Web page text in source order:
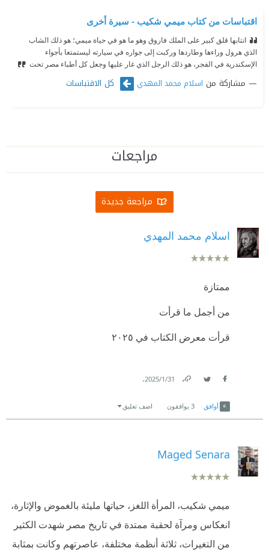
اقتباسات من كتاب ميمي شكيب - سيرة أخرى
انتابها قلق كبير على الملك فاروق وهو ما هو في حياة ميمي؛ هو ذلك الشاب
الذي هرول وراءها وطاردها وركبت إلى جواره في سيارته ليستمتعا بأجواء
الإسكندرية في الفجر، هو ذلك الرجل الذي غار عليها وجعل كل أطباء مصر تحت
مشاركة من اسلام محمد المهدي كل الاقتباسات
مراجعات
مراجعة جديدة
اسلام محمد المهدي
ممتازة
من أجمل ما قرأت
قرأت معرض الكتاب في ٢٠٢٥
31‏/1‏/2025
.
أوافق 3 يوافقون اضف تعليق
Maged Senara
ميمي شكيب، المرأة اللغز، حياتها مليئة بالغموض والإثارة،
انعكاس ومرآة لحقبة ممتدة في تاريخ مصر شهدت الكثير
من التغيرات، ثلاثة أنظمة مختلفة، عاصرتهم وكانت بمثابة